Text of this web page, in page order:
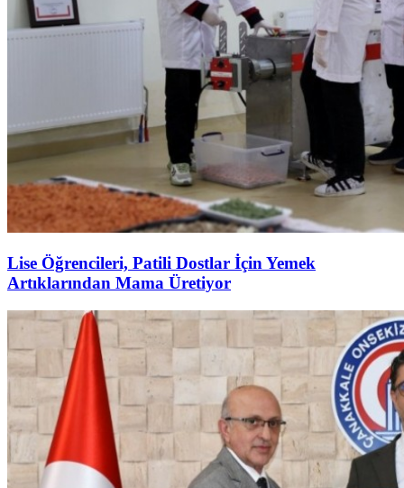
Lise Öğrencileri, Patili Dostlar İçin Yemek
Artıklarından Mama Üretiyor